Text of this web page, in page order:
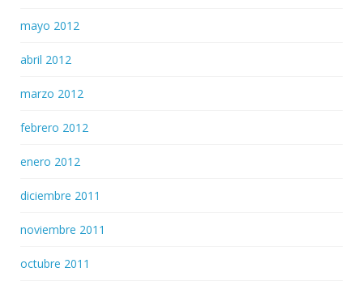
mayo 2012
abril 2012
marzo 2012
febrero 2012
enero 2012
diciembre 2011
noviembre 2011
octubre 2011